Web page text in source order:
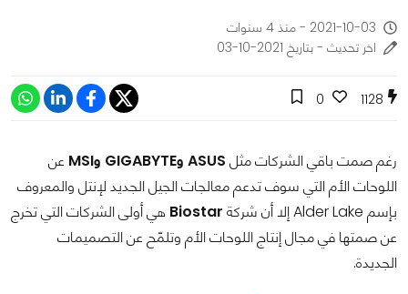
2021-10-03 - منذ 4 سنوات
اخر تحديث - بتاريخ 2021-10-03
1128
0
رغم صمت باقي الشركات مثل ASUS وGIGABYTE وMSI
عن
اللوحات الأم التي سوف تدعم معالجات الجيل الجديد لإنتل والمعروف
بإسم Alder Lake إلا أن شركة
Biostar هي أولى الشركات التي تخرج
عن صمتها في مجال إنتاج اللوحات الأم وتلمّح عن التصميمات
الجديدة.